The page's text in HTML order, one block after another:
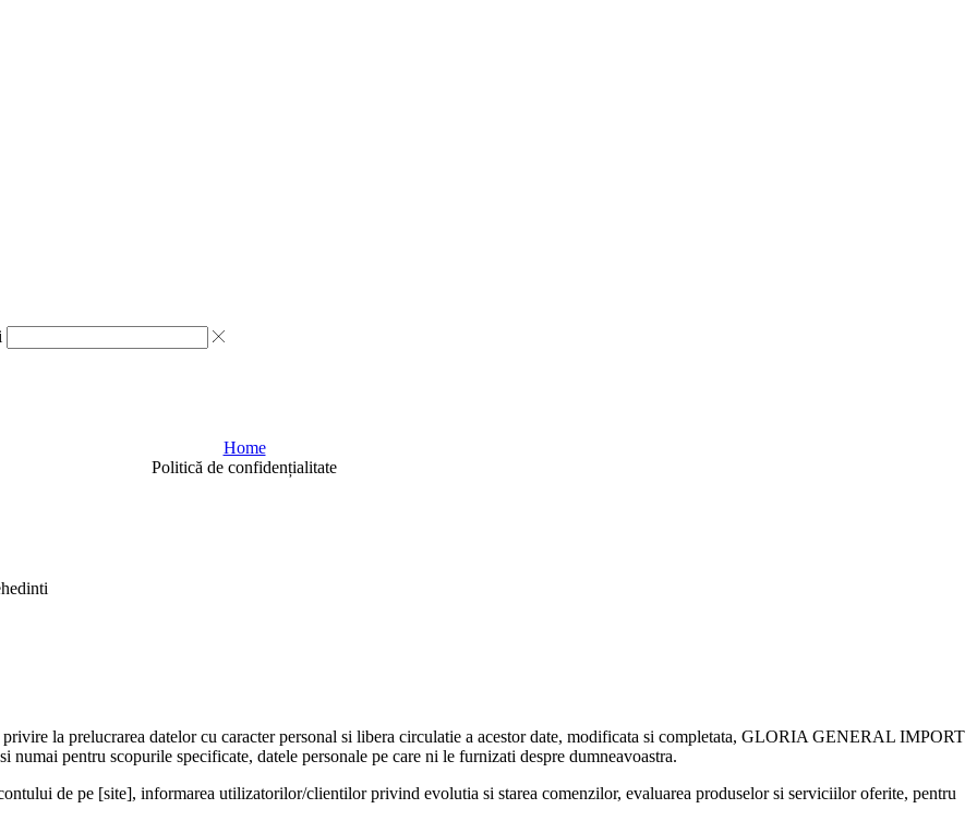
Home
Politică de confidențialitate
la prelucrarea datelor cu caracter personal si libera circulatie a acestor date, modificata si completata, GLORIA GENERAL IMPORT
pentru scopurile specificate, datele personale pe care ni le furnizati despre dumneavoastra.
de pe [site], informarea utilizatorilor/clientilor privind evolutia si starea comenzilor, evaluarea produselor si serviciilor oferite, pentru